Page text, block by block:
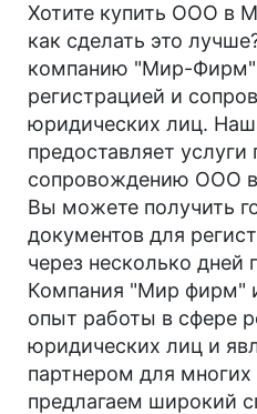
Хотите купить ООО в
как сделать это
компанию "Мир-Фирм"
регистрацией и
юридических лиц.
предоставляет
сопровождению ООО
Вы можете получить
документов для
через несколько дней
Компания "Мир фирм"
опыт работы в сфере
юридических лиц и
партнером для
предлагаем широкий